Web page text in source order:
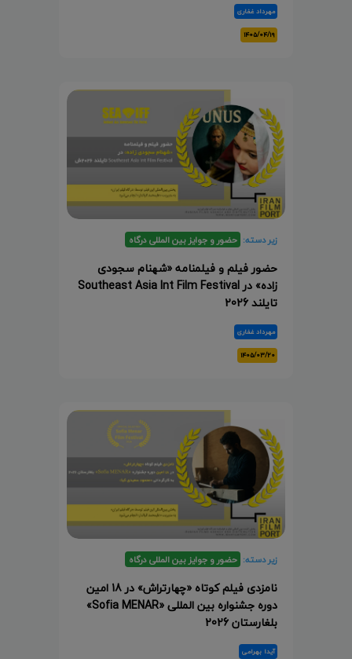
مهرداد غفاری
۱۴۰۵/۰۴/۱۹
زیر دسته: حضور و جوایز بین المللی درگاه
حضور فیلم و فیلمنامه «شهنام سجودی
زاده» در Southeast Asia Int Film Festival
تایلند 2026
مهرداد غفاری
۱۴۰۵/۰۳/۲۰
زیر دسته: حضور و جوایز بین المللی درگاه
نامزدی فیلم کوتاه «چهارتراش» در 18 امین
دوره جشنواره بین المللی «Sofia MENAR»
بلغارستان 2026
آیدا بهرامی